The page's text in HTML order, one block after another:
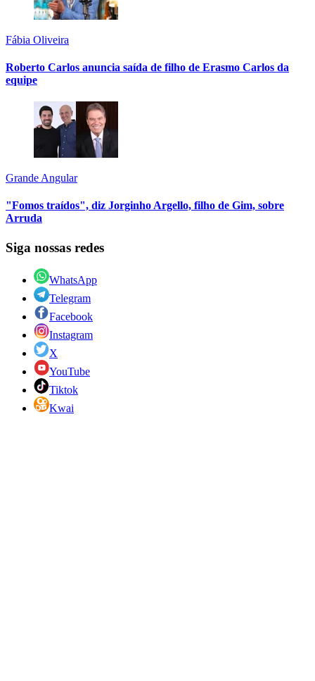
Fábia Oliveira
Roberto Carlos anuncia saída de filho de Erasmo Carlos da
equipe
Grande Angular
"Fomos traídos", diz Jorginho Argello, filho de Gim, sobre
Arruda
Siga nossas redes
WhatsApp
Telegram
Facebook
Instagram
X
YouTube
Tiktok
Kwai